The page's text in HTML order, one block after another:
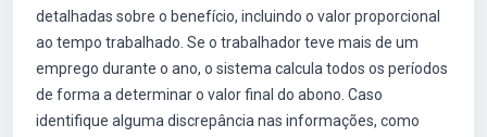
detalhadas sobre o benefício, incluindo o valor proporcional
ao tempo trabalhado. Se o trabalhador teve mais de um
emprego durante o ano, o sistema calcula todos os períodos
de forma a determinar o valor final do abono. Caso
identifique alguma discrepância nas informações, como